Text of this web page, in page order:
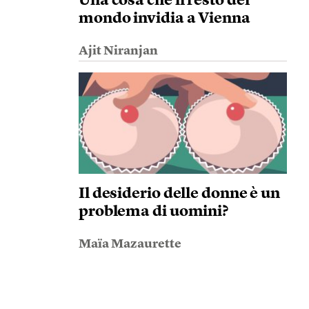
mondo invidia a Vienna
Ajit Niranjan
Il desiderio delle donne è un
problema di uomini?
Maïa Mazaurette